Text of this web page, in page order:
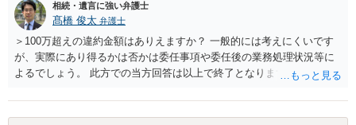
問4 相続トラブルの代理交渉は可能でしょうか。 →一般論としては可
能ですが、お伺いする内容ですとお祖父様が亡くなられた後に動くこ
とになるでしょう。
相続・遺言に強い弁護士
髙橋 俊太 弁護士
＞100万超えの違約金額はありえますか？ 一般的には考えにくいです
が、実際にあり得るかは否かは委任事項や委任後の業務処理状況等に
よるでしょう。 此方での当方回答は以上で終了となりますが、参考に